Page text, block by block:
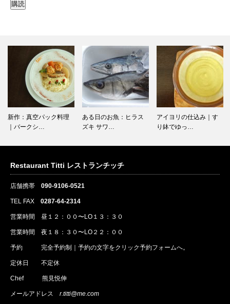
新作：真空パック料理
｜バークシ…
ある日のお魚：ヒラス
ズキ サワ…
アイヨリの仕込み｜す
り鉢でゆっ…
Restaurant Titti レストランチッチ
店舗携帯 090-9106-0521
TEL FAX 0287-64-2314
営業時間 昼１２：００〜LO１３：３０
営業時間 夜１８：３０〜LO２２：００
予約 完全予約制｜ 予約の文字をクリック予約フォームへ。
定休日 不定休
Chef 熊見悦伸
メールアドレス r.titti@me.com